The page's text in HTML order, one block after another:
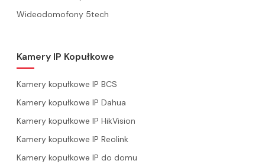
Wideodomofony 5tech
Kamery IP Kopułkowe
Kamery kopułkowe IP BCS
Kamery kopułkowe IP Dahua
Kamery kopułkowe IP HikVision
Kamery kopułkowe IP Reolink
Kamery kopułkowe IP do domu